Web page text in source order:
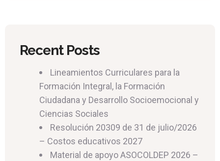
Recent Posts
Lineamientos Curriculares para la
Formación Integral, la Formación
Ciudadana y Desarrollo Socioemocional y
Ciencias Sociales
Resolución 20309 de 31 de julio/2026
– Costos educativos 2027
Material de apoyo ASOCOLDEP 2026 –